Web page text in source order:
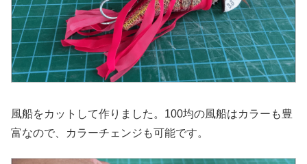
風船をカットして作りました。100均の風船はカラーも豊
富なので、カラーチェンジも可能です。